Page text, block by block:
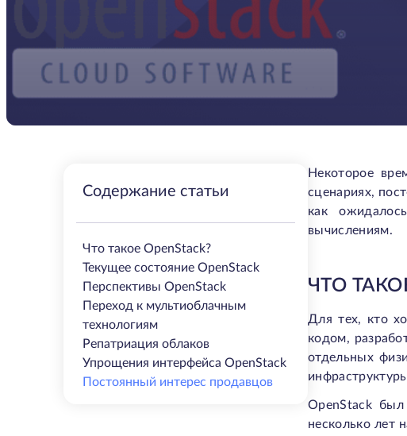
Содержание статьи
Что такое OpenStack?
Текущее состояние OpenStack
Перспективы OpenStack
Переход к мультиоблачным
технологиям
Репатриация облаков
Упрощения интерфейса OpenStack
Постоянный интерес продавцов
Некоторое
сценариях,
как
вычислениям.
ЧТО
Для тех, кто
кодом,
отдельных
OpenStack
несколько лет